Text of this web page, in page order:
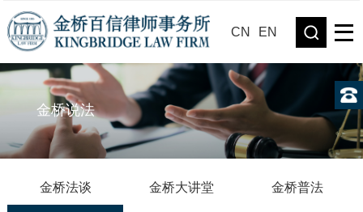
CN EN
金桥说法
金桥法谈 金桥大讲堂 金桥普法